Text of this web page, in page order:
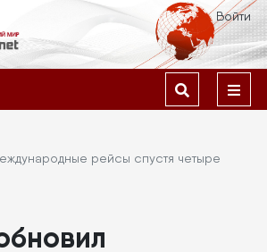
Войти
рейсы спустя четыре